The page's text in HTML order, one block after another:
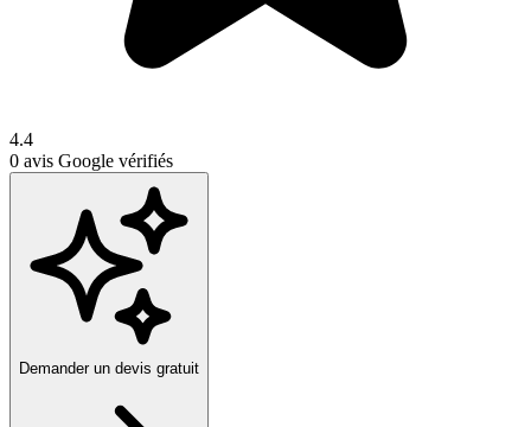
4.4
0 avis Google vérifiés
Demander un devis gratuit